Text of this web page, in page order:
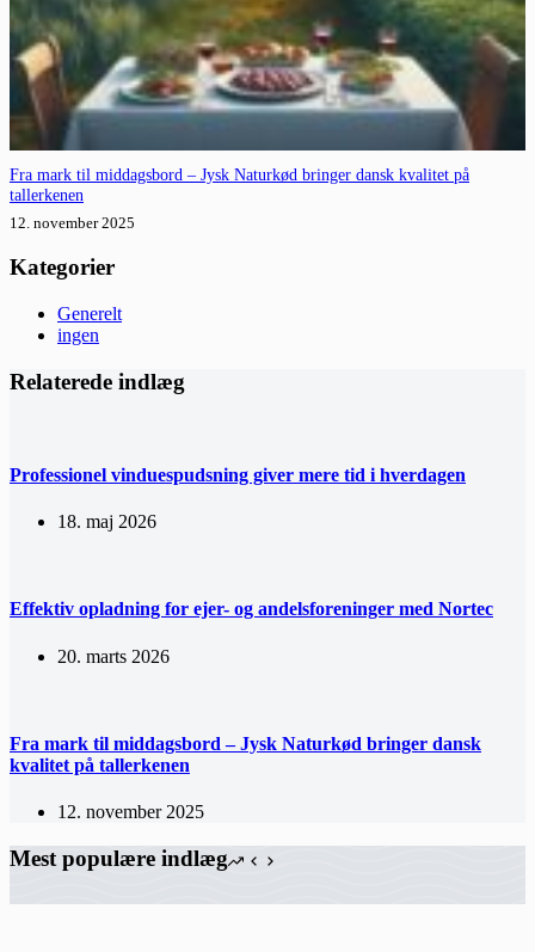
Fra mark til middagsbord – Jysk Naturkød bringer dansk kvalitet på
tallerkenen
12. november 2025
Kategorier
Generelt
ingen
Relaterede indlæg
Professionel vinduespudsning giver mere tid i hverdagen
18. maj 2026
Effektiv opladning for ejer- og andelsforeninger med Nortec
20. marts 2026
Fra mark til middagsbord – Jysk Naturkød bringer dansk
kvalitet på tallerkenen
12. november 2025
Mest populære indlæg